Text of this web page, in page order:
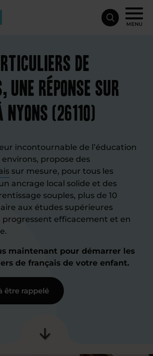
MENU
de
réponse sur
(26110)
incontournable de l’éducation
environs, propose des
sur mesure, pour tous les
ancrage local solide et des
souples, plus de 10
aux études supérieures
efficacement et en
maintenant pour démarrer les
de français de votre enfant.
être rappelé